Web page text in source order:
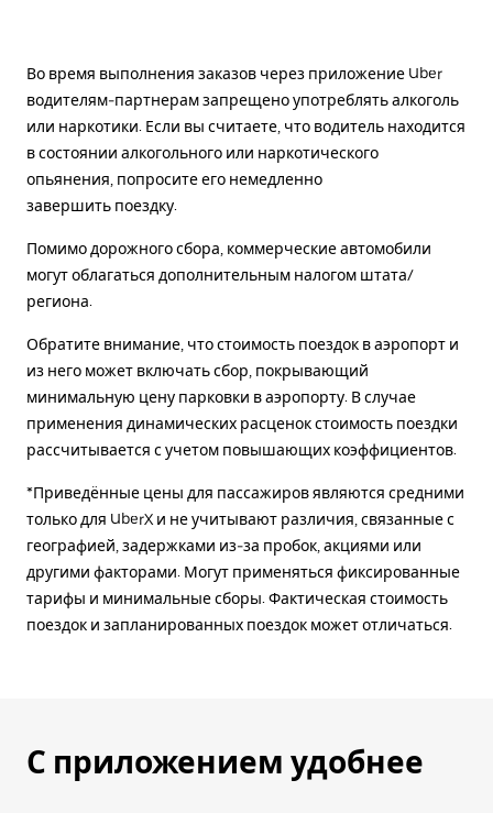
Во время выполнения заказов через приложение Uber
водителям-партнерам запрещено употреблять алкоголь
или наркотики. Если вы считаете, что водитель находится
в состоянии алкогольного или наркотического
опьянения, попросите его немедленно
завершить поездку.
Помимо дорожного сбора, коммерческие автомобили
могут облагаться дополнительным налогом штата/
региона.
Обратите внимание, что стоимость поездок в аэропорт и
из него может включать сбор, покрывающий
минимальную цену парковки в аэропорту. В случае
применения динамических расценок стоимость поездки
рассчитывается с учетом повышающих коэффициентов.
*Приведённые цены для пассажиров являются средними
только для UberX и не учитывают различия, связанные с
географией, задержками из-за пробок, акциями или
другими факторами. Могут применяться фиксированные
тарифы и минимальные сборы. Фактическая стоимость
поездок и запланированных поездок может отличаться.
С приложением удобнее